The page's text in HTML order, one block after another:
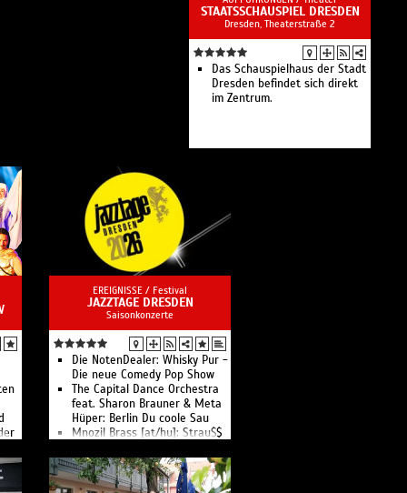
STAATSSCHAUSPIEL DRESDEN
Dresden, Theaterstraße 2
Das Schauspielhaus der Stadt
Dresden befindet sich direkt
im Zentrum.
EREIGNISSE / Festival
JAZZTAGE DRESDEN
Saisonkonzerte
Die NotenDealer: Whisky Pur -
Die neue Comedy Pop Show
The Capital Dance Orchestra
feat. Sharon Brauner & Meta
Hüper: Berlin Du coole Sau
Mnozil Brass [at/hu]: Strau$$